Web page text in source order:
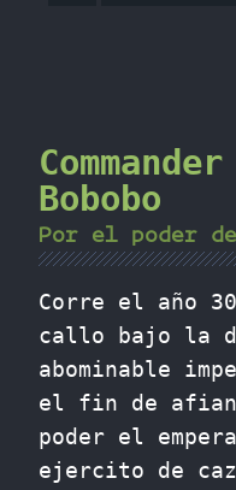
Bobobo
Por el poder
Corre el año
callo bajo la
abominable
el fin de
poder el
ejercito de